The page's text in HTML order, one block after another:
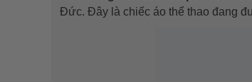
Đức. Đây là chiếc áo thể thao đang